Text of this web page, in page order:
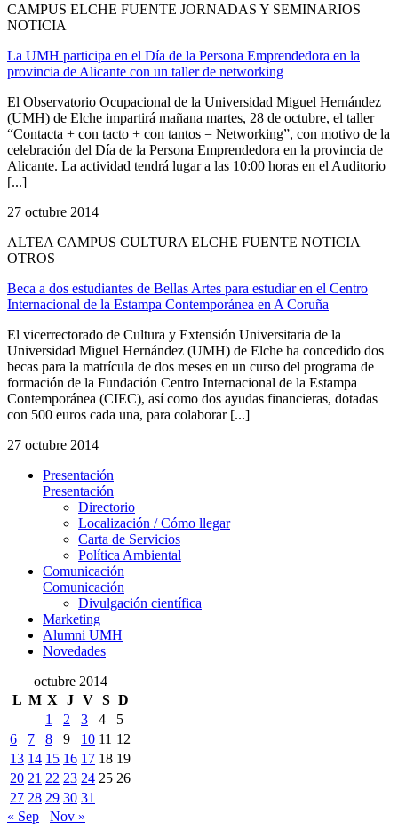
CAMPUS ELCHE FUENTE JORNADAS Y SEMINARIOS
NOTICIA
La UMH participa en el Día de la Persona Emprendedora en la
provincia de Alicante con un taller de networking
El Observatorio Ocupacional de la Universidad Miguel Hernández
(UMH) de Elche impartirá mañana martes, 28 de octubre, el taller
“Contacta + con tacto + con tantos = Networking”, con motivo de la
celebración del Día de la Persona Emprendedora en la provincia de
Alicante. La actividad tendrá lugar a las 10:00 horas en el Auditorio
[...]
27 octubre 2014
ALTEA CAMPUS CULTURA ELCHE FUENTE NOTICIA
OTROS
Beca a dos estudiantes de Bellas Artes para estudiar en el Centro
Internacional de la Estampa Contemporánea en A Coruña
El vicerrectorado de Cultura y Extensión Universitaria de la
Universidad Miguel Hernández (UMH) de Elche ha concedido dos
becas para la matrícula de dos meses en un curso del programa de
formación de la Fundación Centro Internacional de la Estampa
Contemporánea (CIEC), así como dos ayudas financieras, dotadas
con 500 euros cada una, para colaborar [...]
27 octubre 2014
Presentación
Presentación
Directorio
Localización / Cómo llegar
Carta de Servicios
Política Ambiental
Comunicación
Comunicación
Divulgación científica
Marketing
Alumni UMH
Novedades
octubre 2014
L M X J V S D
1
2 3 4
5
6
7 8 9 10 11 12
13 14 15 16 17 18 19
20 21 22 23 24 25 26
27 28 29 30 31
« Sep
Nov »